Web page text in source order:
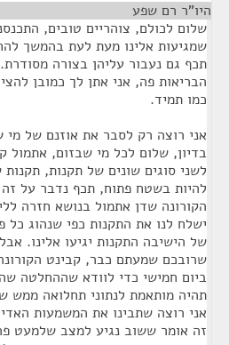
היו"ר רם שפע
שלום לכולם, צוהריים טובים,
שמגיעות אלינו מעת לעת בהמשך
תכף גם נעבור עליהן בצורה
הבריאות פה, אני אתן לך כמובן
כמו תמיד.
אני רוצה רק לסבר את אוזנם של מי
בדיון, שלום לכל מי שבזום, אתמול
להיות בשטח פתוח, תכף נדבר על
הקורונה שדן אתמול בנושא חזרה
ישלח לנו את התקנות כפי שנהוג כל
של הישיבה התקנות יגיעו אלינו.
שרובכם שמעתם כבר, קבינט
ביום חמישי כדי לוודא שההחלטה
תהיה מותאמת לנתוני תחלואה ממש
אני רוצה שתבינו את המשמעות
זה אומר ששוב נגיע למצב שלמעט